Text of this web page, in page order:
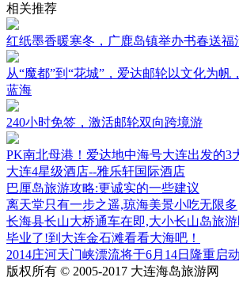
相关推荐
红纸墨香暖寒冬，广鹿岛镇举办书春送福
从“魔都”到“花城”，爱达邮轮以文化为帆
蓝海
240小时免签，激活邮轮双向跨境游
PK南北母港！爱达地中海号大连出发的3
大连4星级酒店--雅乐轩国际酒店
巴厘岛旅游攻略:更诚实的一些建议
离天堂只有一步之遥,琼海美景小吃无限多
长海县长山大桥通车在即,大小长山岛旅
毕业了!到大连金石滩看看大海吧！
2014庄河天门峡漂流将于6月14日隆重启动
版权所有 © 2005-2017 大连海岛旅游网